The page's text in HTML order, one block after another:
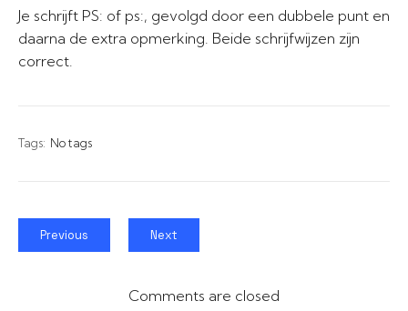
Je schrijft PS: of ps:, gevolgd door een dubbele punt en
daarna de extra opmerking. Beide schrijfwijzen zijn
correct.
Tags: No tags
Previous Next
Comments are closed